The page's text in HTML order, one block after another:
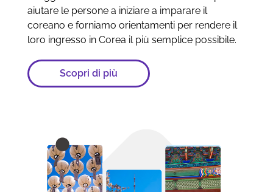
aiutare le persone a iniziare a imparare il
coreano e forniamo orientamenti per rendere il
loro ingresso in Corea il più semplice possibile.
Scopri di più